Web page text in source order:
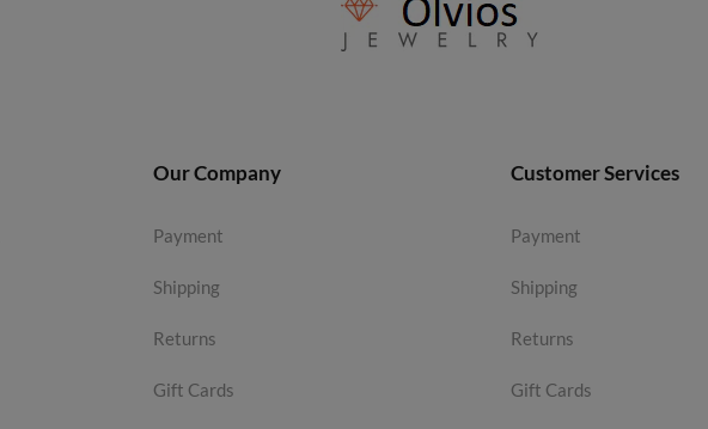
Our Company
Payment
Shipping
Returns
Gift Cards
Customer Services
Payment
Shipping
Returns
Gift Cards